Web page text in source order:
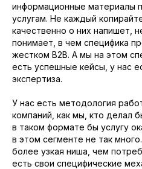
информационные материалы
услугам. Не каждый
качественно о них напишет,
понимает, в чем специфика
жестком B2B. А мы на этом
есть успешные кейсы, у нас
экспертиза.
У нас есть методология
компаний, как мы, кто делал
в таком формате бы услугу
в этом сегменте не так
более узкая ниша, чем
есть свои специфические